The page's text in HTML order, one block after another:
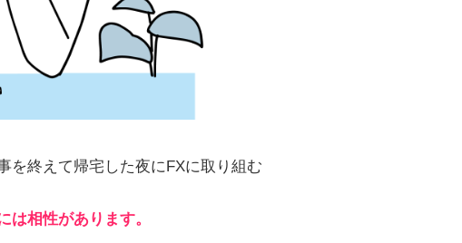
を終えて帰宅した夜にFXに取り組む
は相性があります。